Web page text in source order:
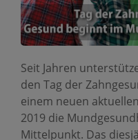
Seit Jahren
den Tag der
einem neuen
2019 die
Mittelpunkt. Das